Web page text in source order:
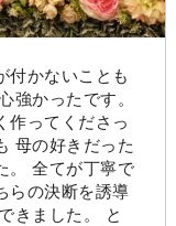
付かないことも
強かったです。
作ってくださっ
母の好きだった
。 全てが丁寧で
らの決断を誘導
きました。 と